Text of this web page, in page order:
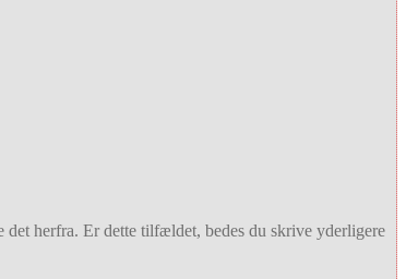
herfra. Er dette tilfældet, bedes du skrive yderligere